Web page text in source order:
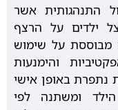
התנהגותית אשר
ילדים על הרצף
מבוססת על שימוש
והימנעות
נתפרת באופן אישי
ומשתנה לפי